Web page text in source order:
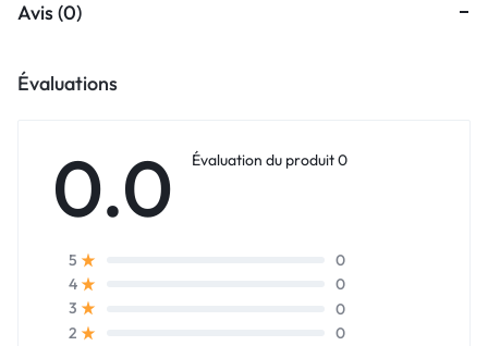
Avis (0)
Évaluations
0.0 Évaluation du produit 0
5
0
4
0
3
0
2
0